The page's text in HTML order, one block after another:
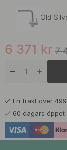
Old
Kaffe7
6 371 kr
Fri frakt över
60 dagars öppet